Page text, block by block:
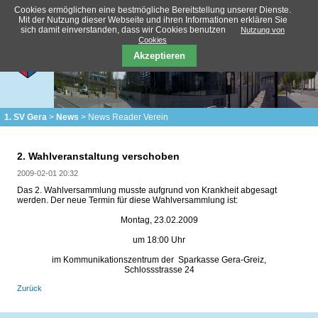
1. SV Gera News News Reader Verein
2. Wahlveranstaltung verschoben
2009-02-01 20:32
Das 2. Wahlversammlung musste aufgrund von Krankheit abgesagt
werden. Der neue Termin für diese Wahlversammlung ist:
Montag, 23.02.2009
um 18:00 Uhr
im Kommunikationszentrum der Sparkasse Gera-Greiz,
Schlossstrasse 24
Zurück
Cookies ermöglichen eine bestmögliche Bereitstellung unserer Dienste.
Mit der Nutzung dieser Webseite und ihren Informationen erklären Sie
sich damit einverstanden, dass wir Cookies benutzen
Nutzung von
Cookies
Akzeptieren